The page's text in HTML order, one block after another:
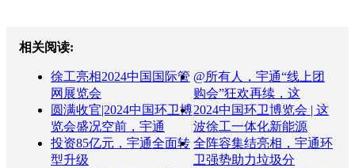
相关阅读:
徐工亮相2024中国国际管
网展览会
@所有人，宇通“线上团
购会”狂欢再续，这
圆满收官|2024中国环卫博
览会盛况空前，宇通
2024中国环卫博览会 | 这
波徐工一体化新能源
投资85亿元，宇通全面转
型升级
全阵容集结亮相，宇通环
卫强势助力垃圾分